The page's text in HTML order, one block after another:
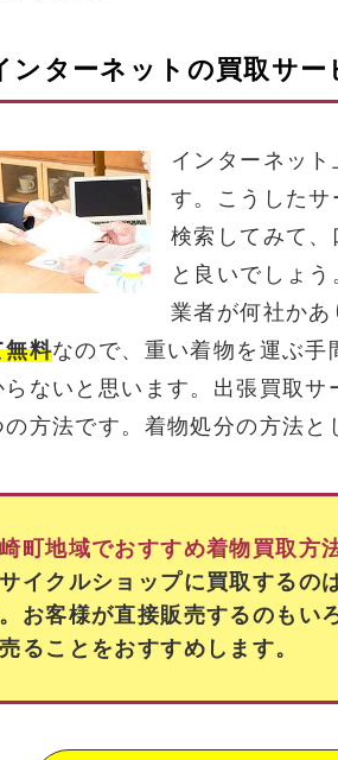
ンターネットの買取サー
インターネッ
す。こうした
検索してみて
と良いでしょ
業者が何社か
無料なので、重い着物を運ぶ
らないと思います。出張買取
の方法です。着物処分の方法
町地域でおすすめ着物買取方
イクルショップに買取するの
お客様が直接販売するのもい
ることをおすすめします。